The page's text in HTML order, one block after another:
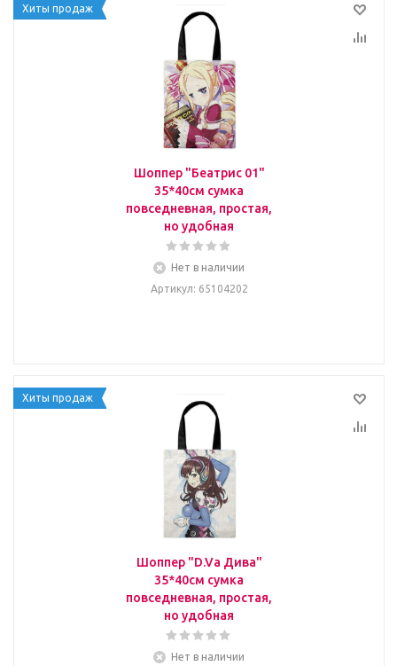
Хиты продаж
Шоппер "Беатрис 01"
35*40см сумка
повседневная, простая,
но удобная
Нет в наличии
Артикул: 65104202
Хиты продаж
Шоппер "D.Va Дива"
35*40см сумка
повседневная, простая,
но удобная
Нет в наличии